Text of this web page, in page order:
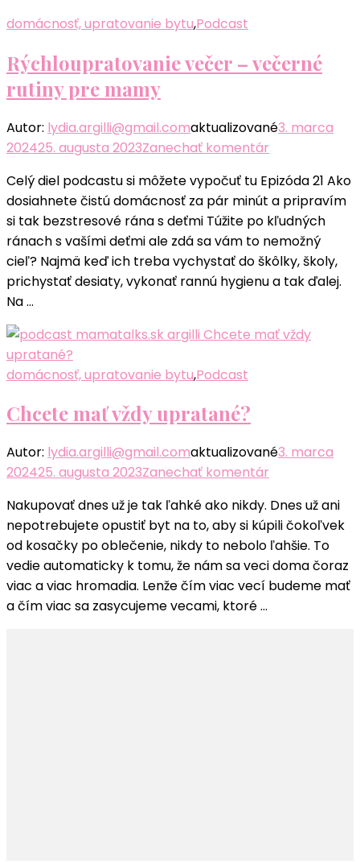
domácnosť, upratovanie bytu,Podcast
Rýchloupratovanie večer – večerné
rutiny pre mamy
Autor: lydia.argilli@gmail.comaktualizované3. marca
202425. augusta 2023Zanechať komentár
večer
–
večerné
rutiny
pre
Celý diel podcastu si môžete vypočuť tu Epizóda 21 Ako
dosiahnete čistú domácnosť za pár minút a pripravím
si tak bezstresové rána s deťmi Túžite po kľudných
ránach s vašími deťmi ale zdá sa vám to nemožný
cieľ? Najmä keď ich treba vychystať do škôlky, školy,
prichystať desiaty, vykonať rannú hygienu a tak ďalej.
Na …
domácnosť, upratovanie bytu,Podcast
Chcete mať vždy upratané?
Autor: lydia.argilli@gmail.comaktualizované3. marca
202425. augusta 2023Zanechať komentár
Chcete
mať
vždy
upratané?
Nakupovať dnes už je tak ľahké ako nikdy. Dnes už ani
nepotrebujete opustiť byt na to, aby si kúpili čokoľvek
od kosačky po oblečenie, nikdy to nebolo ľahšie. To
vedie automaticky k tomu, že nám sa veci doma čoraz
viac a viac hromadia. Lenže čím viac vecí budeme mať
a čím viac sa zasycujeme vecami, ktoré …